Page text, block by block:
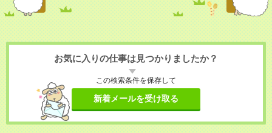
お気に入りの仕事は見つかりましたか？
この検索条件を保存して
新着メールを受け取る